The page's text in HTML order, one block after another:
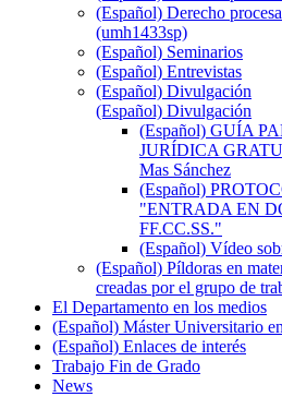
(Español) Derecho
(umh1433sp)
(Español) Seminarios
(Español) Entrevistas
(Español) Divulgación
(Español) Divulgación
(Español) GUÍA
JURÍDICA
Mas Sánchez
(Español)
"ENTRADA EN
FF.CC.SS."
(Español) Vídeo
(Español) Píldoras en
creadas por el grupo de
El Departamento en los medios
(Español) Máster Universitario
(Español) Enlaces de interés
Trabajo Fin de Grado
News